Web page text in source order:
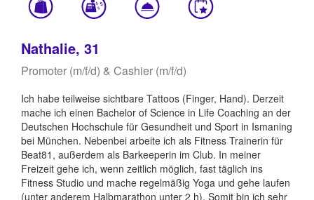
Nathalie, 31
Promoter (m/f/d) & Cashier (m/f/d)
Ich habe teilweise sichtbare Tattoos (Finger, Hand). Derzeit
mache ich einen Bachelor of Science in Life Coaching an der
Deutschen Hochschule für Gesundheit und Sport in Ismaning
bei München. Nebenbei arbeite ich als Fitness Trainerin für
Beat81, außerdem als Barkeeperin im Club. In meiner
Freizeit gehe ich, wenn zeitlich möglich, fast täglich ins
Fitness Studio und mache regelmäßig Yoga und gehe laufen
(unter anderem Halbmarathon unter 2 h). Somit bin ich sehr